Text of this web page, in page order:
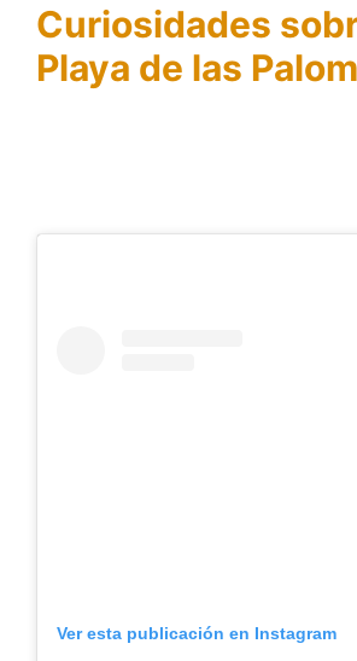
Curiosidades
Playa de las
Ver esta publicación en Instagram